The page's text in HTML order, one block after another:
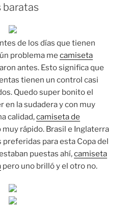
baratas
de los días que tienen
problema me camiseta
antes. Esto significa que
tienen un control casi
Quedo super bonito el
en la sudadera y con muy
calidad,camiseta de
muy rápido. Brasil e Inglaterra
para esta Copa del
puestas ahí,camiseta
pero uno brilló y el otro no.